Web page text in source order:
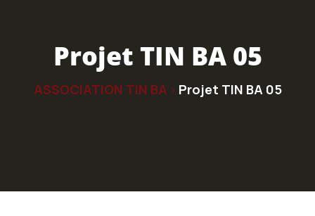
Projet TIN BA 05
ASSOCIATION TIN BA > Projet TIN BA 05